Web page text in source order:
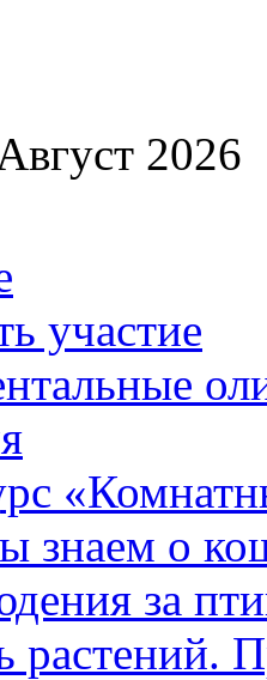
2026
участие
знаем о
за
растений.